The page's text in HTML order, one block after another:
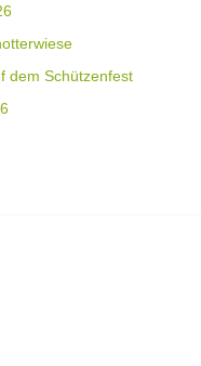
dem Schützenfest